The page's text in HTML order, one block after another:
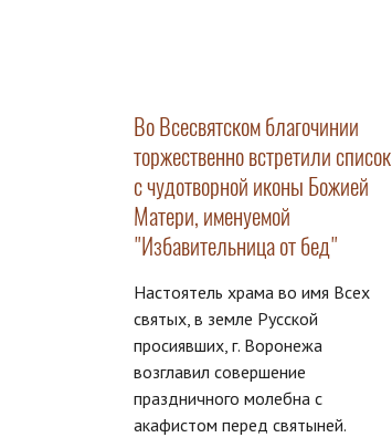
Во Всесвятском благочинии
торжественно встретили список
с чудотворной иконы Божией
Матери, именуемой
"Избавительница от бед"
Настоятель храма во имя Всех
святых, в земле Русской
просиявших, г. Воронежа
возглавил совершение
праздничного молебна с
акафистом перед святыней.